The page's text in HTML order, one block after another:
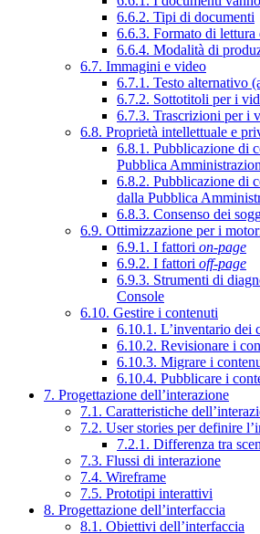
6.6.2. Tipi di documenti
6.6.3. Formato di
6.6.4. Modalità di
6.7. Immagini e video
6.7.1. Testo alternativo
6.7.2. Sottotitoli per i
6.7.3. Trascrizioni per i
6.8. Proprietà intellettuale e
6.8.1. Pubblicazione di
Pubblica
6.8.2. Pubblicazione di
dalla Pubblica
6.8.3. Consenso dei
6.9. Ottimizzazione per i
6.9.1. I fattori on-page
6.9.2. I fattori off-page
6.9.3. Strumenti di
Console
6.10. Gestire i contenuti
6.10.1. L’inventario dei
6.10.2. Revisionare i
6.10.3. Migrare i
6.10.4. Pubblicare i
7. Progettazione dell’interazione
7.1. Caratteristiche
7.2. User stories per definire
7.2.1. Differenza tra
7.3. Flussi di interazione
7.4. Wireframe
7.5. Prototipi interattivi
8. Progettazione dell’interfaccia
8.1. Obiettivi dell’interfaccia